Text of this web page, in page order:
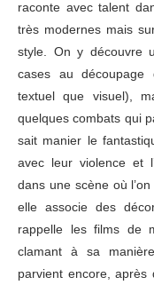
raconte avec talent
très modernes mais
style. On y découvre
cases au découpage
textuel que visuel),
quelques combats qui
sait manier le
avec leur violence et
dans une scène où
elle associe des
rappelle les films de
clamant à sa
parvient encore,